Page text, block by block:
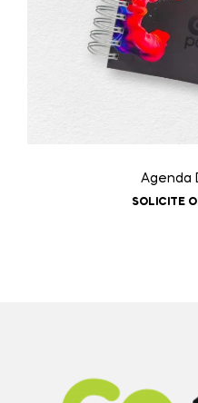
Agenda
SOLICITE